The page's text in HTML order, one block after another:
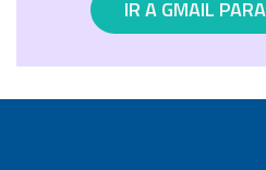
IR A GMAIL